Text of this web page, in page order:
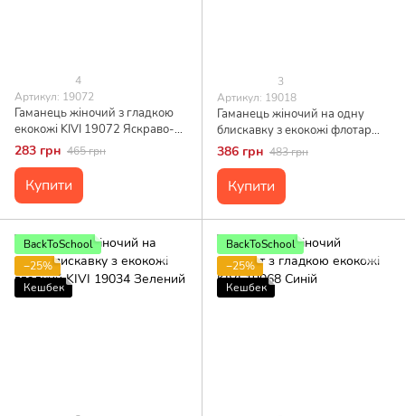
4
Артикул: 19072
Гаманець жіночий з гладкою
екокожі KIVI 19072 Яскраво-
рожевий
283 грн 465 грн
Купити
3
Артикул: 19018
Гаманець жіночий на одну
блискавку з екокожі флотар
KIVI 19018 Яскраво-червоний
386 грн 483 грн
Купити
BackToSchool
−25%
Кешбек
BackToSchool
−25%
Кешбек